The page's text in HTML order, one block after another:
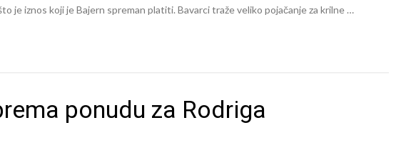
je iznos koji je Bajern spreman platiti. Bavarci traže veliko pojačanje za krilne …
ponudu za Rodriga